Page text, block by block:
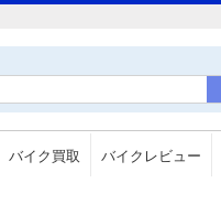
バイク買取 バイクレビュー